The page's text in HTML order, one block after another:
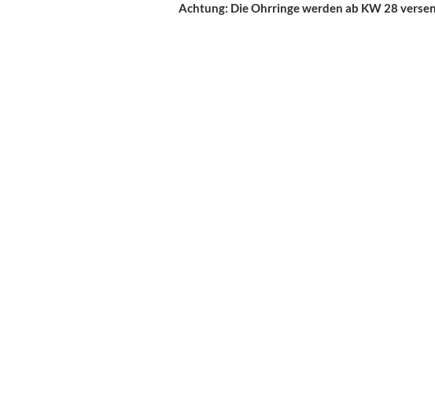
Achtung: Die Ohrringe werden ab KW 28